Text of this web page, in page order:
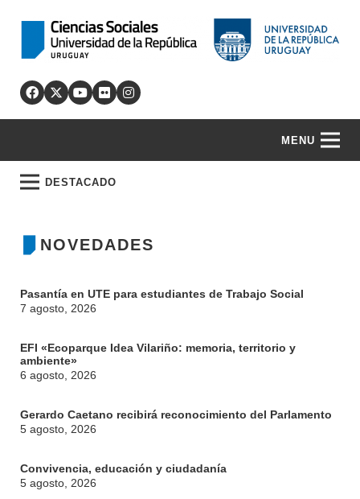
MENU
DESTACADO
NOVEDADES
Pasantía en UTE para estudiantes de Trabajo Social
7 agosto, 2026
EFI «Ecoparque Idea Vilariño: memoria, territorio y
ambiente»
6 agosto, 2026
Gerardo Caetano recibirá reconocimiento del Parlamento
5 agosto, 2026
Convivencia, educación y ciudadanía
5 agosto, 2026